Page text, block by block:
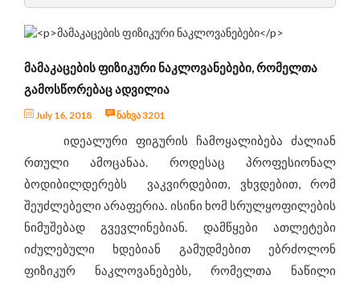
ქალბატონები (12+)
მამაკაცები
ამბები ფიტნეს სამყაროდან
მეცნიერული ექსპერიმენტები
ინტერვიუ
ცნობილი ადამიანები გვირჩევენ
ჯანსაღი კერძების რეცეპტები
ღონისძიებები და სიახლეები
საკვები დანამატები
ᲛᲐᲛᲐᲙᲐᲪᲔᲑᲘᲡ ᲤᲘᲖᲘᲙᲣᲠᲘ ᲜᲐᲙᲚᲝᲕᲐᲜᲔᲑᲔᲑᲘ, ᲠᲝᲛᲔᲚᲗᲐ
ᲒᲐᲛᲝᲡᲬᲝᲠᲔᲑᲐᲪ ᲐᲓᲕᲘᲚᲘᲐ
July 16, 2018 ნახვა 3201
იდეალური ფიგურის ჩამოყალიბება ძალიან
რთული ამოცანაა. როდესაც პროფესიონალ
ბოდიბილდერებს ვაკვირდებით, ვხვდებით, რომ
შეუძლებელი არაფერია. ისინი ხომ სრულყოფილების
ნიმუშებად გვევლინებიან. დამწყები ათლეტები
იძულებული ხდებიან გამუდმებით ებრძოლონ
ფიზიკურ ნაკლოვანებებს, რომელთა ნაწილი